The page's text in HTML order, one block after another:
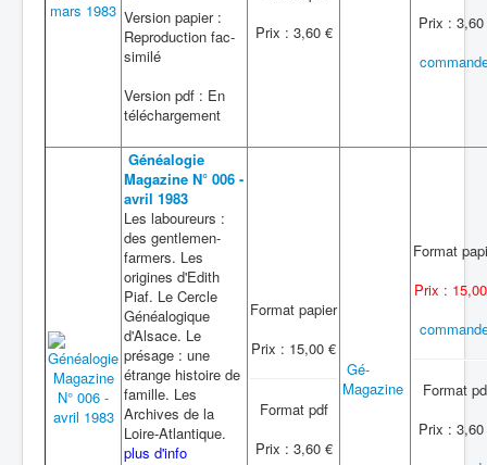
Version papier :
Reproduction fac-
similé
Version pdf : En
téléchargement
Prix : 3,60 €
Prix : 3,60
Généalogie
Magazine N° 006 -
avril 1983
Les laboureurs :
des gentlemen-
farmers. Les
origines d'Edith
Piaf. Le Cercle
Généalogique
d'Alsace. Le
présage : une
étrange histoire de
famille. Les
Archives de la
Loire-Atlantique.
plus d'info
Format papier
Prix : 15,00 €
Format pdf
Prix : 3,60 €
Gé-
Magazine
Format
Prix :
Format
Prix : 3,60